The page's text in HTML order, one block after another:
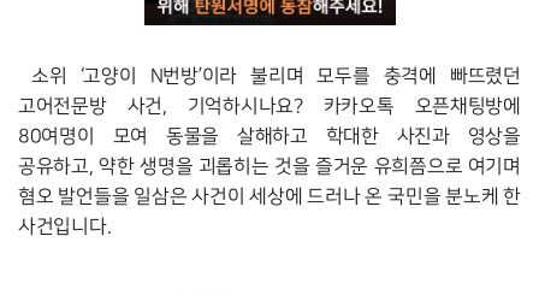
소위 ‘고양이 N번방’이라 불리며 모두를 충격에 빠뜨렸던
고어전문방 사건, 기억하시나요? 카카오톡 오픈채팅방에
80여명이 모여 동물을 살해하고 학대한 사진과 영상을
공유하고, 약한 생명을 괴롭히는 것을 즐거운 유희쯤으로 여기며
혐오 발언들을 일삼은 사건이 세상에 드러나 온 국민을 분노케 한
사건입니다.